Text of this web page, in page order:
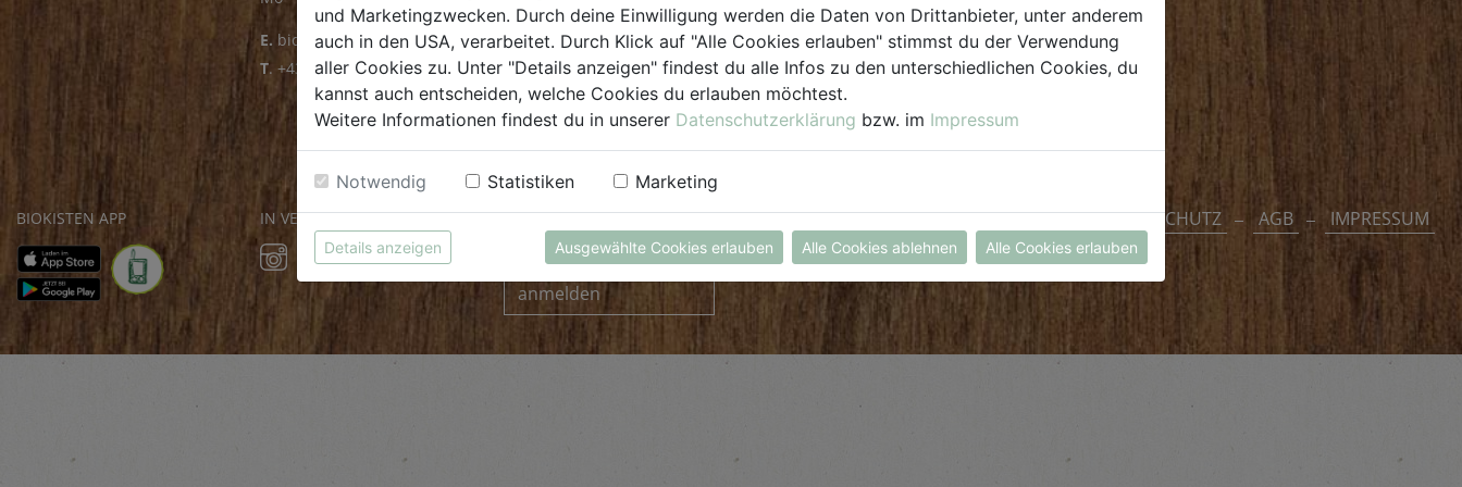
E. biofrischmarkt@biohof.at
T. +43 7272 4859 70
BIOKISTEN APP IN VERBINDUNG BLEIBEN INFORMIERT BLEIBEN
zum Newsletter
anmelden
DATENSCHUTZ AGB IMPRESSUM
und Marketingzwecken. Durch deine Einwilligung werden die Daten von Drittanbieter, unter anderem
auch in den USA, verarbeitet. Durch Klick auf "Alle Cookies erlauben" stimmst du der Verwendung
aller Cookies zu. Unter "Details anzeigen" findest du alle Infos zu den unterschiedlichen Cookies, du
kannst auch entscheiden, welche Cookies du erlauben möchtest.
Weitere Informationen findest du in unserer Datenschutzerklärung bzw. im Impressum
Notwendig Statistiken Marketing
Details anzeigen Ausgewählte Cookies erlauben Alle Cookies ablehnen Alle Cookies erlauben